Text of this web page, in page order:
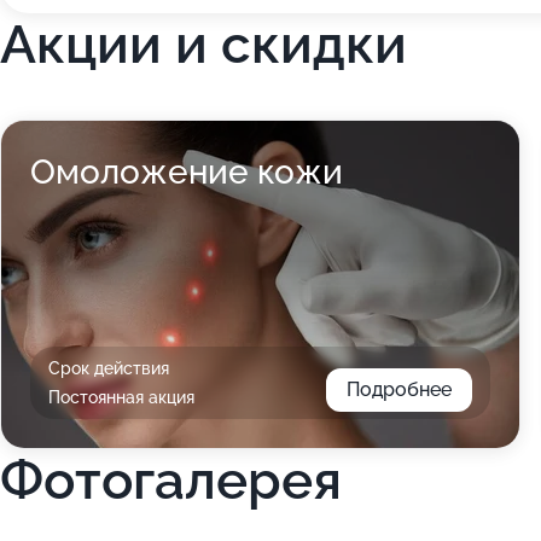
Акции и скидки
Омоложение кожи
Срок действия
Постоянная акция
Подробнее
Фотогалерея